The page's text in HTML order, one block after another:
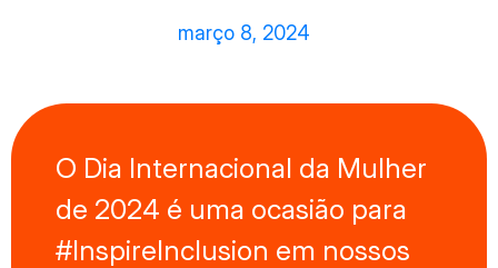
março 8, 2024
O Dia Internacional da Mulher
de 2024 é uma ocasião para
#InspireInclusion em nossos